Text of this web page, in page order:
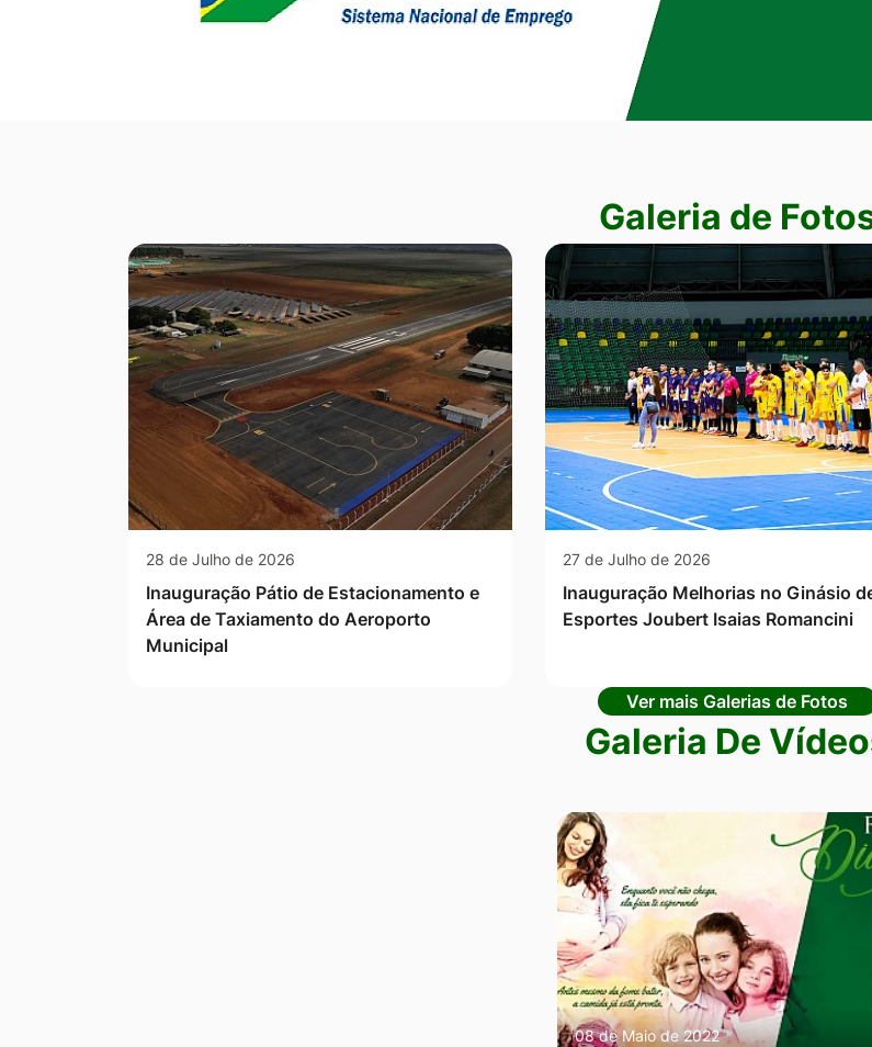
Galeria de
28 de Julho de 2026
Inauguração Pátio de Estacionamento e
Área de Taxiamento do Aeroporto
Municipal
27 de Julho de 2026
Inauguração Melhorias no Ginásio
Esportes Joubert Isaias Romancini
Ver mais Galerias de Fotos
Galeria De
08 de Maio de 2022